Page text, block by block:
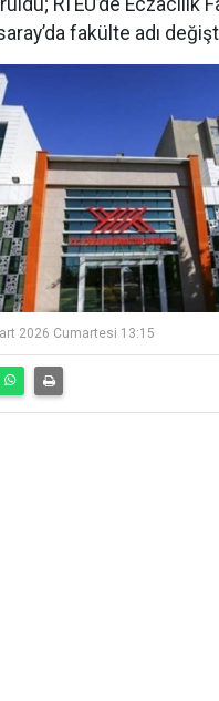
fakülte adı
2026 Cumartesi 13:15